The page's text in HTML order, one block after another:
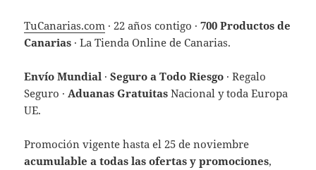
TuCanarias.com · 22 años contigo ·700 Productos de
Canarias · La Tienda Online de Canarias.
Envío Mundial ·Seguro a Todo Riesgo · Regalo
Seguro ·Aduanas Gratuitas Nacional y toda Europa
UE.
Promoción vigente hasta el 25 de noviembre
acumulable a todas las ofertas y promociones,